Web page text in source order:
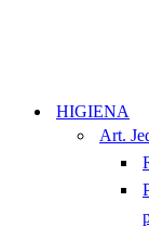
HIGIENA
Art.